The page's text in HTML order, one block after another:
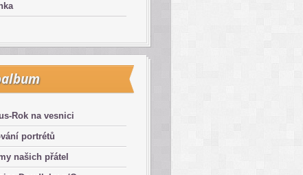
Rok na vesnici
portrétů
našich přátel